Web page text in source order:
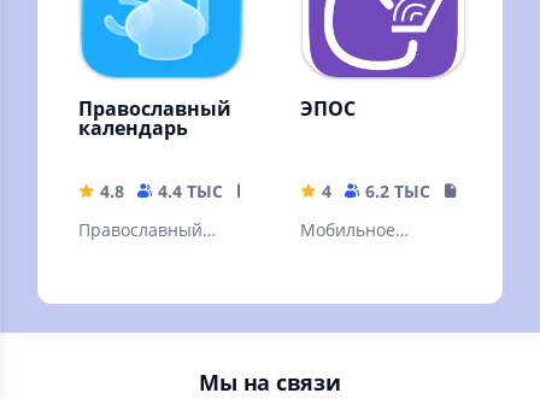
Православный
календарь
4.8 4.4 ТЫС
152.94 MB
Православный
ЭПОС
4 6.2 ТЫС
Мобильное
Мы на связи